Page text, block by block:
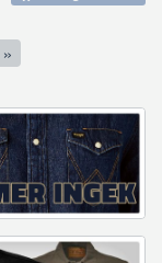
»